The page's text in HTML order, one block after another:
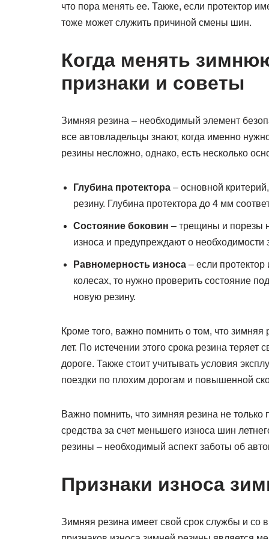
что пора менять ее. Также, если протектор
тоже может служить причиной смены шин.
Когда менять
признаки и советы
Зимняя резина – необходимый элемент
все автовладельцы знают, когда именно
резины несложно, однако, есть несколько
Глубина протектора – основной
резину. Глубина протектора до 4 мм
Состояние боковин – трещины и порезы
износа и предупреждают о необходимости
Равномерность износа – если
колесах, то нужно проверить состояние
новую резину.
Кроме того, важно помнить о том, что зимняя
лет. По истечении этого срока резина
дороге. Также стоит учитывать условия
поездки по плохим дорогам и повышенной
Важно помнить, что зимняя резина не
средства за счет меньшего износа шин
резины – необходимый аспект заботы об
Признаки износа
Зимняя резина имеет свой срок службы и